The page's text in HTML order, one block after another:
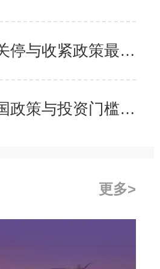
欧洲黄金签证还能办吗？2026年各国关停与收紧政策最新动态
欧洲移民哪个国家最容易？2026年各国政策与投资门槛全面对比
更多